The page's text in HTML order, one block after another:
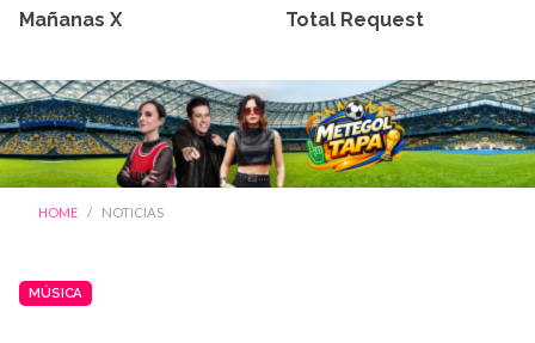
Mañanas X Total Request
HOME NOTICIAS
MÚSICA